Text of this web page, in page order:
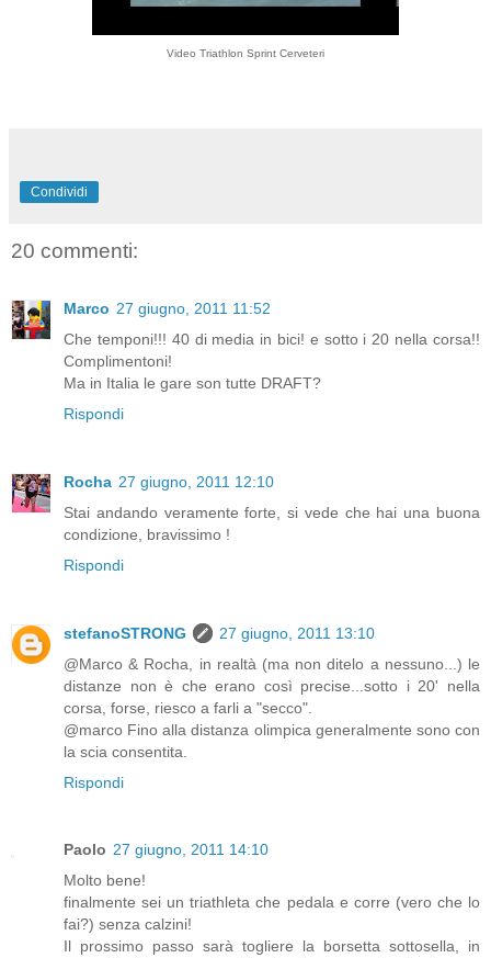
Video Triathlon Sprint Cerveteri
Condividi
20 commenti:
Marco 27 giugno, 2011 11:52
Che temponi!!! 40 di media in bici! e sotto i 20 nella corsa!!
Complimentoni!
Ma in Italia le gare son tutte DRAFT?
Rispondi
Rocha 27 giugno, 2011 12:10
Stai andando veramente forte, si vede che hai una buona
condizione, bravissimo !
Rispondi
stefanoSTRONG
27 giugno, 2011 13:10
@Marco & Rocha, in realtà (ma non ditelo a nessuno...) le
distanze non è che erano così precise...sotto i 20' nella
corsa, forse, riesco a farli a "secco".
@marco Fino alla distanza olimpica generalmente sono con
la scia consentita.
Rispondi
Paolo 27 giugno, 2011 14:10
Molto bene!
finalmente sei un triathleta che pedala e corre (vero che lo
fai?) senza calzini!
Il prossimo passo sarà togliere la borsetta sottosella, in